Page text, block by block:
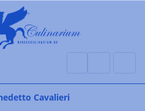
Cavalieri